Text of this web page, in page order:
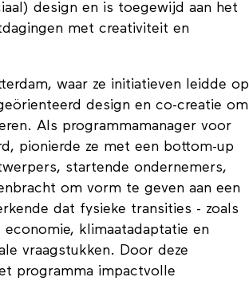
design en is toegewijd aan het
met creativiteit en
waar ze initiatieven leidde op
design en co-creatie om
Als programmamanager voor
pionierde ze met een bottom-up
startende ondernemers,
om vorm te geven aan een
dat fysieke transities - zoals
klimaatadaptatie en
vraagstukken. Door deze
programma impactvolle